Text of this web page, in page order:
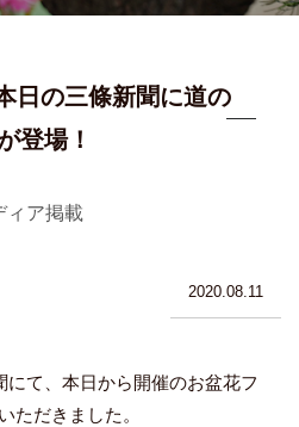
日の三條新聞に道の
登場！
ィア掲載
2020.08.11
にて、本日から開催のお盆花フ
ただきました。